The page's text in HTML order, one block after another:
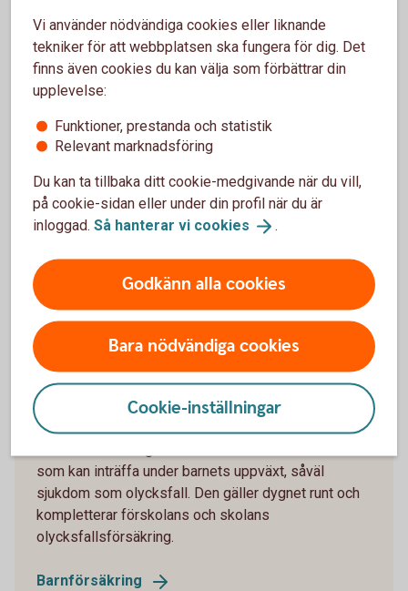
Barn- och ungdomsguiden
Är du i väntans tider? Skaffa dig ekonomiskt
skydd vid komplikationer under graviditeten,
Gravidförsäkring
Barnförsäkring
som kan inträffa under barnets uppväxt, såväl
sjukdom som olycksfall. Den gäller dygnet runt och
kompletterar förskolans och skolans
olycksfallsförsäkring.
Barnförsäkring
Vi använder nödvändiga cookies eller liknande
tekniker för att webbplatsen ska fungera för dig. Det
finns även cookies du kan välja som förbättrar din
upplevelse:
Funktioner, prestanda och statistik
Relevant marknadsföring
Du kan ta tillbaka ditt cookie-medgivande när du vill,
på cookie-sidan eller under din profil när du är
inloggad. Så hanterar vi cookies .
Godkänn alla cookies
Bara nödvändiga cookies
Cookie-inställningar